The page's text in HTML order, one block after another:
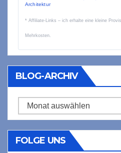
Architektur
* Affiliate-Links – ich erhalte eine kleine
Mehrkosten.
BLOG-ARCHIV
Blog-
Archiv
FOLGE UNS